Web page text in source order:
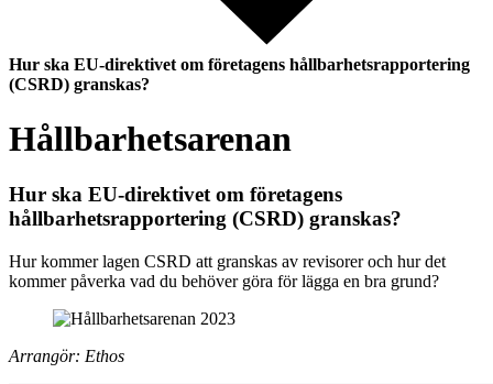
Hur ska EU-direktivet om företagens hållbarhetsrapportering
(CSRD) granskas?
Hållbarhetsarenan
Hur ska EU-direktivet om företagens
hållbarhetsrapportering (CSRD) granskas?
Hur kommer lagen CSRD att granskas av revisorer och hur det
kommer påverka vad du behöver göra för lägga en bra grund?
Arrangör: Ethos